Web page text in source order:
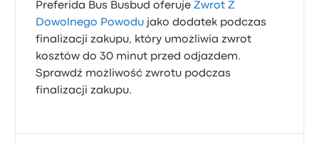
Preferida Bus Busbud oferujeZwrot Z
Dowolnego Powodu jako dodatek podczas
finalizacji zakupu, który umożliwia zwrot
kosztów do 30 minut przed odjazdem.
Sprawdź możliwość zwrotu podczas
finalizacji zakupu.